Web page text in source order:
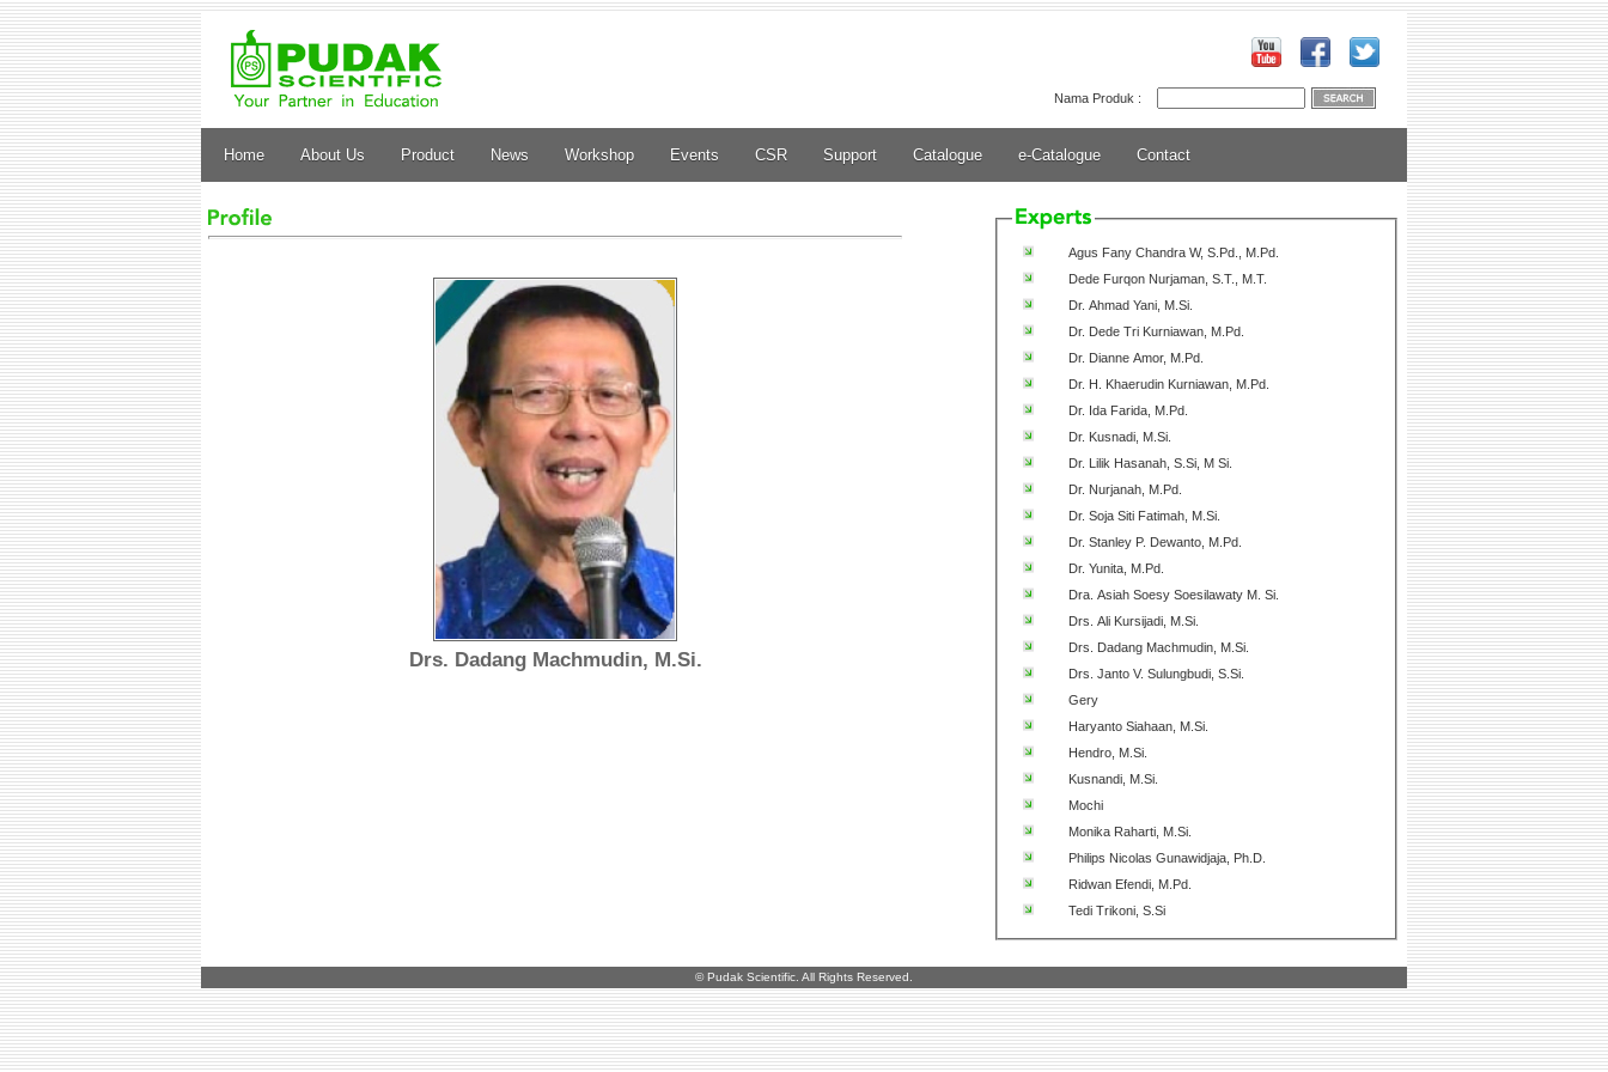
Nama Produk :
Home About Us Product News Workshop Events CSR Support Catalogue e-Catalogue Contact
Drs. Dadang Machmudin, M.Si.
Agus Fany Chandra W, S.Pd., M.Pd.
Dede Furqon Nurjaman, S.T., M.T.
Dr. Ahmad Yani, M.Si.
Dr. Dede Tri Kurniawan, M.Pd.
Dr. Dianne Amor, M.Pd.
Dr. H. Khaerudin Kurniawan, M.Pd.
Dr. Ida Farida, M.Pd.
Dr. Kusnadi, M.Si.
Dr. Lilik Hasanah, S.Si, M Si.
Dr. Nurjanah, M.Pd.
Dr. Soja Siti Fatimah, M.Si.
Dr. Stanley P. Dewanto, M.Pd.
Dr. Yunita, M.Pd.
Dra. Asiah Soesy Soesilawaty M. Si.
Drs. Ali Kursijadi, M.Si.
Drs. Dadang Machmudin, M.Si.
Drs. Janto V. Sulungbudi, S.Si.
Gery
Haryanto Siahaan, M.Si.
Hendro, M.Si.
Kusnandi, M.Si.
Mochi
Monika Raharti, M.Si.
Philips Nicolas Gunawidjaja, Ph.D.
Ridwan Efendi, M.Pd.
Tedi Trikoni, S.Si
© Pudak Scientific. All Rights Reserved.